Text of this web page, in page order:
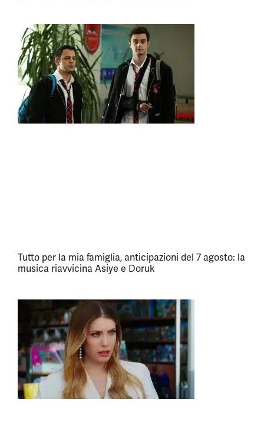
Tutto per la mia famiglia, anticipazioni del 7 agosto: la
musica riavvicina Asiye e Doruk